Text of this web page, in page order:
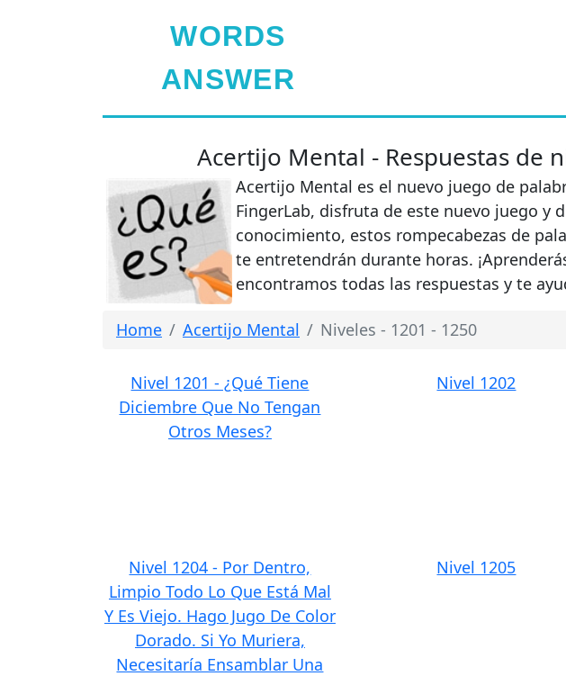
WORDS
ANSWER
Acertijo Mental - Respuestas de
Acertijo Mental es el nuevo juego de
FingerLab, disfruta de este nuevo juego y
conocimiento, estos rompecabezas de
te entretendrán durante horas.
encontramos todas las respuestas y te
Home Acertijo Mental Niveles - 1201 - 1250
Nivel 1201 - ¿Qué Tiene
Diciembre Que No Tengan
Otros Meses?
Nivel 1202
Nivel 1204 - Por Dentro,
Limpio Todo Lo Que Está Mal
Y Es Viejo. Hago Jugo De Color
Dorado. Si Yo Muriera,
Necesitaría Ensamblar Una
Nivel 1205